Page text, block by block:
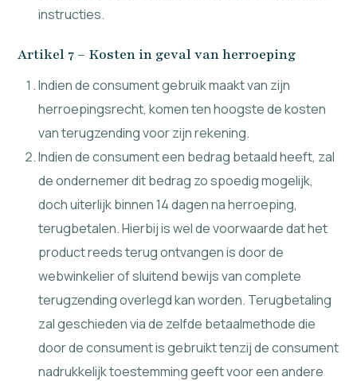
instructies.
Artikel 7 – Kosten in geval van herroeping
Indien de consument gebruik maakt van zijn
herroepingsrecht, komen ten hoogste de kosten
van terugzending voor zijn rekening.
Indien de consument een bedrag betaald heeft, zal
de ondernemer dit bedrag zo spoedig mogelijk,
doch uiterlijk binnen 14 dagen na herroeping,
terugbetalen. Hierbij is wel de voorwaarde dat het
product reeds terug ontvangen is door de
webwinkelier of sluitend bewijs van complete
terugzending overlegd kan worden. Terugbetaling
zal geschieden via de zelfde betaalmethode die
door de consument is gebruikt tenzij de consument
nadrukkelijk toestemming geeft voor een andere